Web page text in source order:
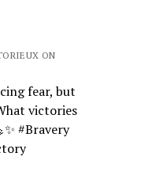
ON
fear, but
victories
#Bravery